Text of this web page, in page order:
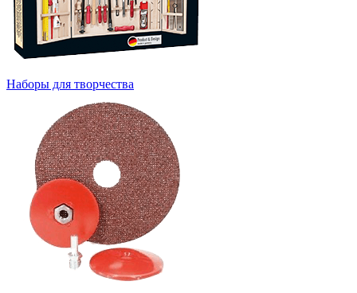
Наборы для творчества